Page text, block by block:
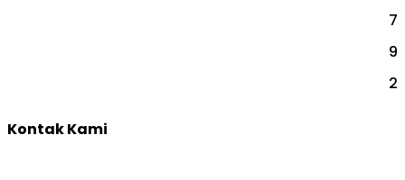
7
9
2
Kontak Kami